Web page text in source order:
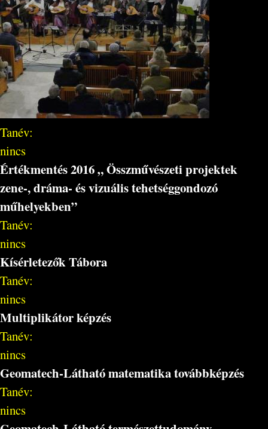
Tanév:
nincs
Értékmentés 2016 „ Összművészeti projektek
zene-, dráma- és vizuális tehetséggondozó
műhelyekben”
Tanév:
nincs
Kísérletezők Tábora
Tanév:
nincs
Multiplikátor képzés
Tanév:
nincs
Geomatech-Látható matematika továbbképzés
Tanév:
nincs